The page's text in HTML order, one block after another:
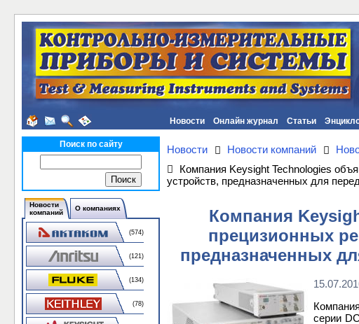
Новости Онлайн журнал Статьи
Поиск по сайту
Новости
компаний
О компаниях
(574)
(121)
(134)
(78)
Новости Новости компаний
Компания Keysight Technologies
устройств, предназначенных для
Компания
прецизионных
предназначенных
серии